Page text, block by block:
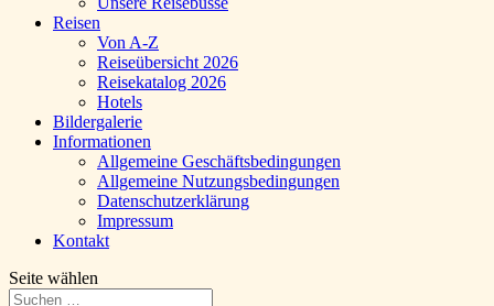
Reisen
Von A-Z
Reiseübersicht 2026
Reisekatalog 2026
Hotels
Bildergalerie
Informationen
Allgemeine Geschäftsbedingungen
Allgemeine Nutzungsbedingungen
Datenschutzerklärung
Impressum
Kontakt
Seite wählen